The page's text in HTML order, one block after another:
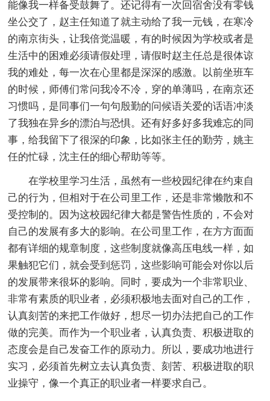
能像我一样备受鼓舞了。还记得有一次回宿舍没有零钱
坐公交了，赵主任知道了就主动给了我一元钱，在寒冷
的南京街头，让我倍觉温暖，有的时候因为学校或者是
生活中的困难必须请假处理，请假时赵主任总是很体谅
我的难处，每一次在心里都是深深的感激。以前坐班车
的时候，师傅们常问我冷不冷，穿的单薄吗，在南京还
习惯吗，是同事们一句句殷勤的问候语关爱的话语冲淡
了我独在异乡的漂泊与恐惧。还有好多好多我难忘的同
事，给我留下了很深的印象，比如张主任的勤劳，姚主
任的忙碌，沈主任的细心帮助等等。
在学校里学习生活，虽然有一些校园纪律在约束自
己的行为，但相对于在公司里工作，还是非常懒散和不
受控制的。因为这校园纪律大都是警告性质的，不会对
自己的发展有多大的影响。在公司里工作，在方方面面
都有详细的规章制度，这些制度就像高压电线一样，如
果触犯它们，就会受到惩罚，这些影响可能会对你以后
的发展带来很坏的影响。同时，要成为一个非常职业、
非常有素质的职业者，必须积极地去面对自己的工作，
认真刻苦的来把工作做好，想尽一切办法把自己的工作
做的完美。而作为一个职业者，认真负责、积极进取的
态度会是自己发奋工作的原动力。所以，要成功地进行
实习，必须首先树立去认真负责、刻苦、积极进取的职
业操守，像一个真正的职业者一样要求自己。